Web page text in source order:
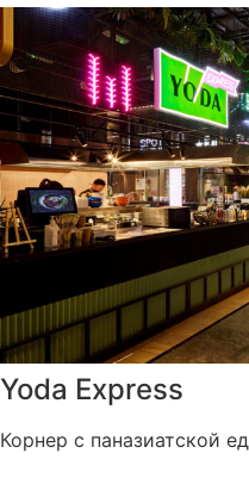
Yoda Express
Корнер с паназиатской